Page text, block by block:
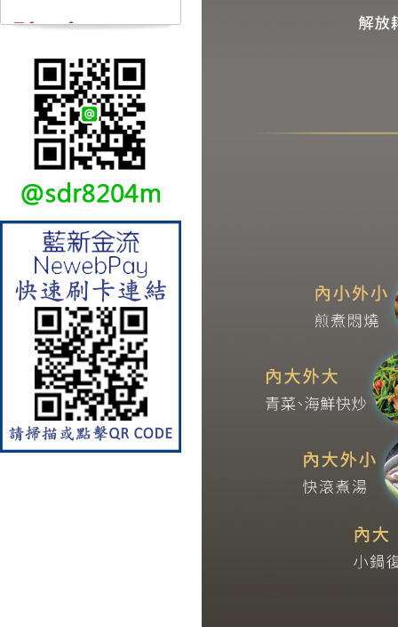
【林內Rinnai】 RB-L2600S(A)
彩焱系列 檯面式彩焱不銹鋼雙
口爐
【林內Rinnai】 RB-L2600G(B)
(A) 彩焱系列 檯面式彩焱玻璃
雙口爐